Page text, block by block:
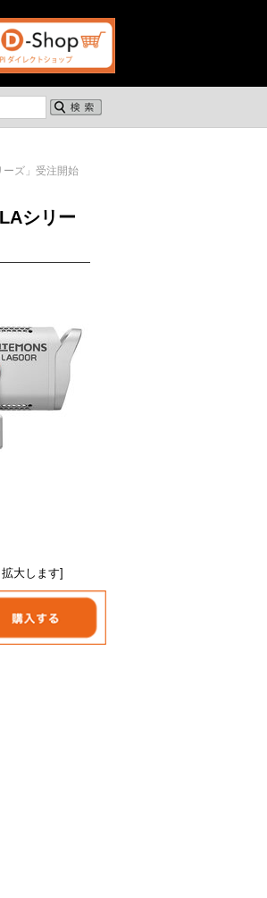
ズ」受注開始
シリー
大します]